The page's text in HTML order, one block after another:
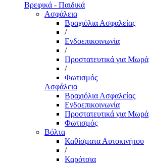
Βρεφικά - Παιδικά
Ασφάλεια
Βραχιόλια Ασφαλείας
/
Ενδοεπικοινωνία
/
Προστατευτικά για Μωρά
/
Φωτισμός
Ασφάλεια
Βραχιόλια Ασφαλείας
Ενδοεπικοινωνία
Προστατευτικά για Μωρά
Φωτισμός
Βόλτα
Καθίσματα Αυτοκινήτου
/
Καρότσια